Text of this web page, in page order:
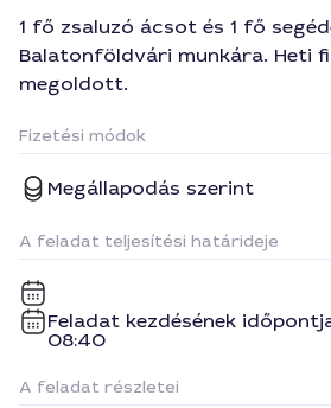
1 fő zsaluzó ácsot és 1 fő
Balatonföldvári munkára. Heti
megoldott.
Fizetési módok
Megállapodás szerint
A feladat teljesítési határideje
Feladat kezdésének
08:40
A feladat részletei